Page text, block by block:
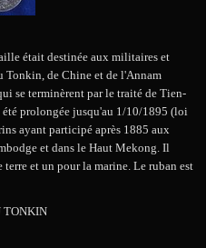
était destinée aux militaires et
Tonkin, de Chine et de l'Annam
se terminèrent par le traité de Tien-
prolongée jusqu'au 1/10/1895 (loi
ayant participé après 1885 aux
et dans le Haut Mekong. Il
et un pour la marine. Le ruban est
TONKIN